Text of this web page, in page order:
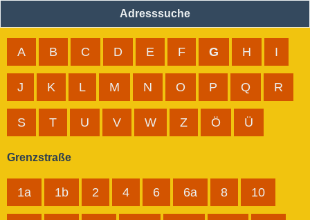
Adresssuche
A B C D E F G H I
J K L M N O P Q R
S T U V W Z Ö Ü
Grenzstraße
1a 1b 2 4 6 6a 8 10